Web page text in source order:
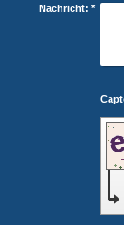
Nachricht: *